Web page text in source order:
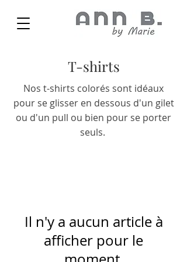
T-shirts
Nos t-shirts colorés sont idéaux
pour se glisser en dessous d'un gilet
ou d'un pull ou bien pour se porter
seuls.
Il n'y a aucun article à
afficher pour le